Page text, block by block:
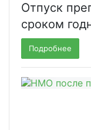
Отпуск
сроком
Подробнее